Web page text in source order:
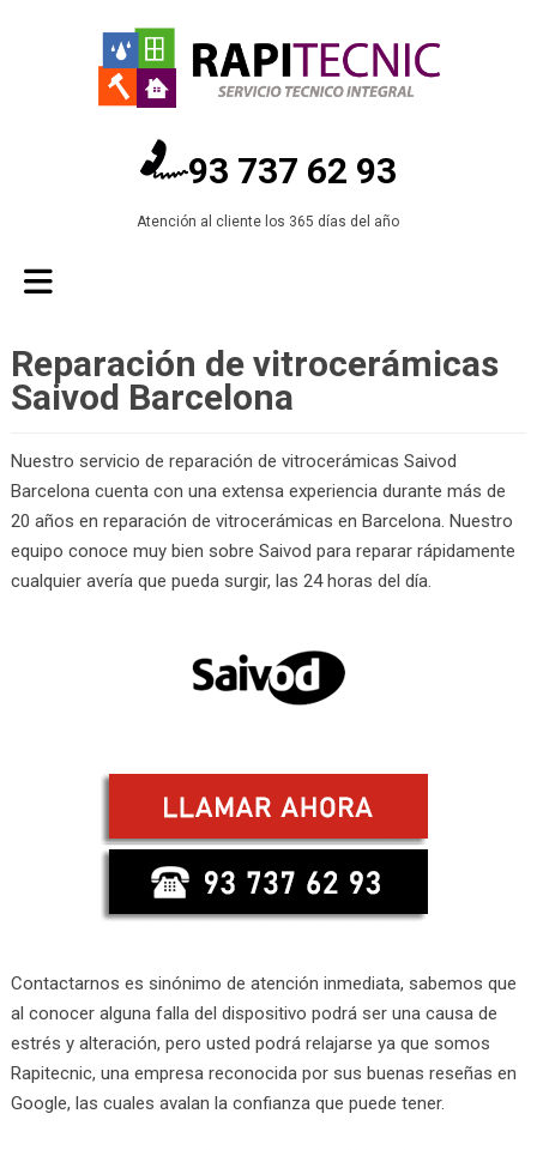
93 737 62 93
Atención al cliente los 365 días del año
Reparación de vitrocerámicas
Saivod Barcelona
Nuestro servicio de reparación de vitrocerámicas Saivod
Barcelona cuenta con una extensa experiencia durante más de
20 años en reparación de vitrocerámicas en Barcelona. Nuestro
equipo conoce muy bien sobre Saivod para reparar rápidamente
cualquier avería que pueda surgir, las 24 horas del día.
Contactarnos es sinónimo de atención inmediata, sabemos que
al conocer alguna falla del dispositivo podrá ser una causa de
estrés y alteración, pero usted podrá relajarse ya que somos
Rapitecnic, una empresa reconocida por sus buenas reseñas en
Google, las cuales avalan la confianza que puede tener.